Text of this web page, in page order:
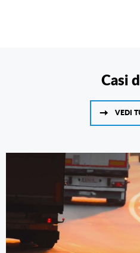
Casi
VEDI